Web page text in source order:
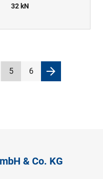
32 kN
5 6
& Co. KG